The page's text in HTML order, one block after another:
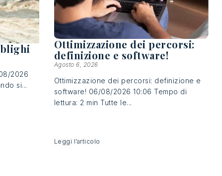
2026
si...
Ottimizzazione dei percorsi:
definizione e software!
Agosto 6, 2026
Ottimizzazione dei percorsi: definizione e
software! 06/08/2026 10:06 Tempo di
lettura: 2 min Tutte le...
Leggi l’articolo